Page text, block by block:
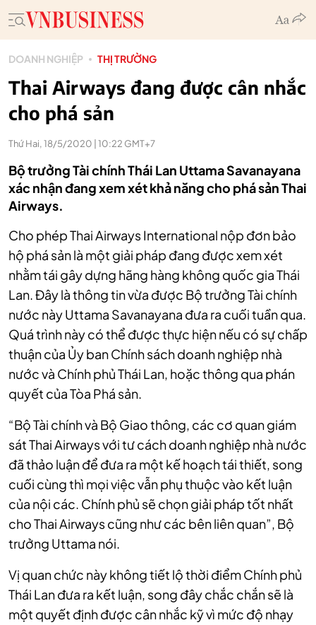
DOANH NGHIỆP THỊ TRƯỜNG
Thai Airways đang được cân nhắc
cho phá sản
Thứ Hai, 18/5/2020 | 10:22 GMT+7
Bộ trưởng Tài chính Thái Lan Uttama Savanayana
xác nhận đang xem xét khả năng cho phá sản Thai
Airways.
Cho phép Thai Airways International nộp đơn bảo
hộ phá sản là một giải pháp đang được xem xét
nhằm tái gây dựng hãng hàng không quốc gia Thái
Lan. Đây là thông tin vừa được Bộ trưởng Tài chính
nước này Uttama Savanayana đưa ra cuối tuần qua.
Quá trình này có thể được thực hiện nếu có sự chấp
thuận của Ủy ban Chính sách doanh nghiệp nhà
nước và Chính phủ Thái Lan, hoặc thông qua phán
quyết của Tòa Phá sản.
“Bộ Tài chính và Bộ Giao thông, các cơ quan giám
sát Thai Airways với tư cách doanh nghiệp nhà nước
đã thảo luận để đưa ra một kế hoạch tái thiết, song
cuối cùng thì mọi việc vẫn phụ thuộc vào kết luận
của nội các. Chính phủ sẽ chọn giải pháp tốt nhất
cho Thai Airways cũng như các bên liên quan”, Bộ
trưởng Uttama nói.
Vị quan chức này không tiết lộ thời điểm Chính phủ
Thái Lan đưa ra kết luận, song đây chắc chắn sẽ là
một quyết định được cân nhắc kỹ vì mức độ nhạy